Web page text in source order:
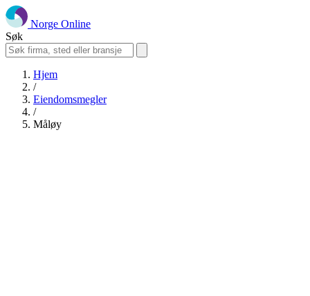
Norge Online
Søk
Hjem
/
Eiendomsmegler
/
Måløy